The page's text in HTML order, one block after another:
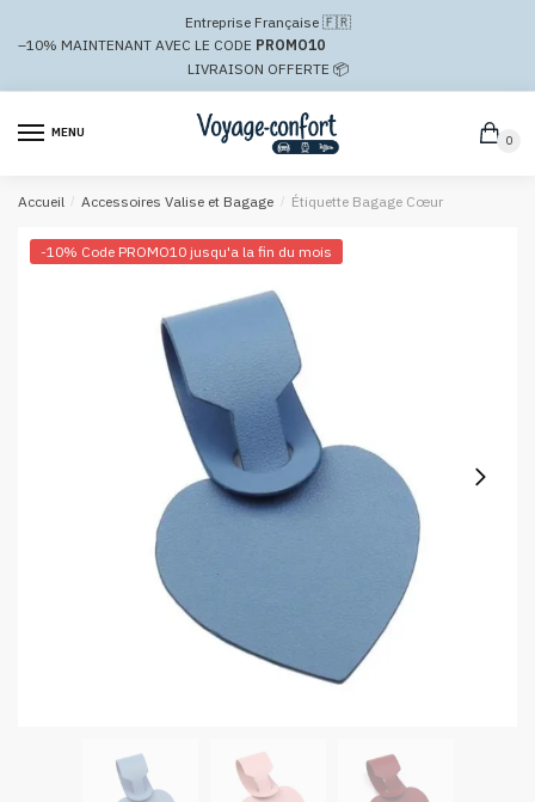
navigation
Entreprise Française 🇫🇷
–10% MAINTENANT AVEC LE CODE PROMO10
LIVRAISON OFFERTE 📦
MENU
0
Accueil / Accessoires Valise et Bagage / Étiquette Bagage Cœur
-10% Code PROMO10 jusqu'a la fin du mois